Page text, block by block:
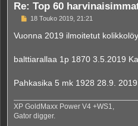
Re: Top 60
V
e
i
18 Touko 2019, 21:21
Vuonna 2019 ilmoitetut
balttiarallaa 1p 1870 3.5.2019
Pahkasika 5 mk 1928 28.9.
XP GoldMaxx Power V4 +WS1,
Gator digger.